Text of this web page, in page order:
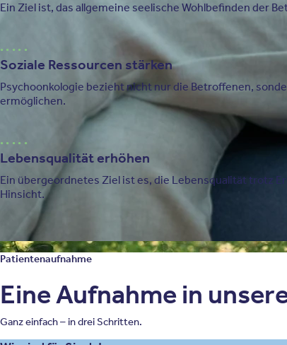
Ein Ziel ist, das allgemeine seelische Wohlbefinden der
Soziale Ressourcen stärken
Psychoonkologie bezieht nicht nur die Betroffenen,
ermöglichen.
Lebensqualität erhöhen
Ein übergeordnetes Ziel ist es, die Lebensqualität trotz
Hinsicht.
Patientenaufnahme
Eine Aufnahme in
Ganz einfach – in drei Schritten.